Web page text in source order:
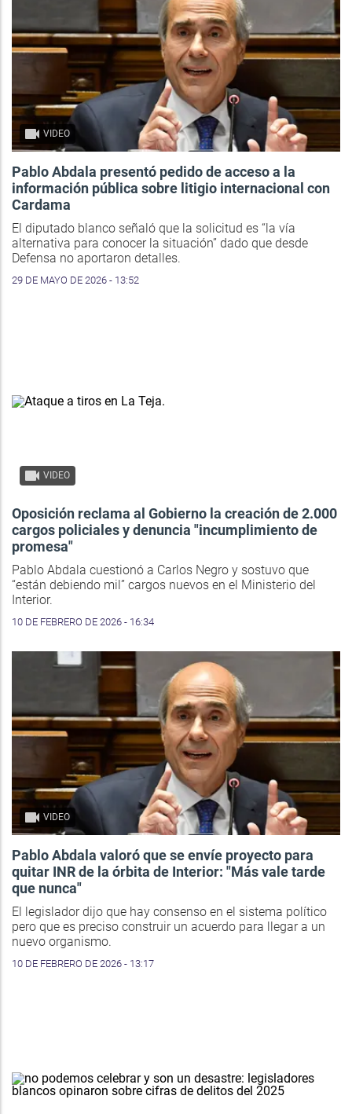
VIDEO
Pablo Abdala presentó pedido de acceso a la
información pública sobre litigio internacional con
Cardama
El diputado blanco señaló que la solicitud es “la vía
alternativa para conocer la situación” dado que desde
Defensa no aportaron detalles.
29 DE MAYO DE 2026 - 13:52
VIDEO
Oposición reclama al Gobierno la creación de 2.000
cargos policiales y denuncia "incumplimiento de
promesa"
Pablo Abdala cuestionó a Carlos Negro y sostuvo que
“están debiendo mil” cargos nuevos en el Ministerio del
Interior.
10 DE FEBRERO DE 2026 - 16:34
VIDEO
Pablo Abdala valoró que se envíe proyecto para
quitar INR de la órbita de Interior: "Más vale tarde
que nunca"
El legislador dijo que hay consenso en el sistema político
pero que es preciso construir un acuerdo para llegar a un
nuevo organismo.
10 DE FEBRERO DE 2026 - 13:17